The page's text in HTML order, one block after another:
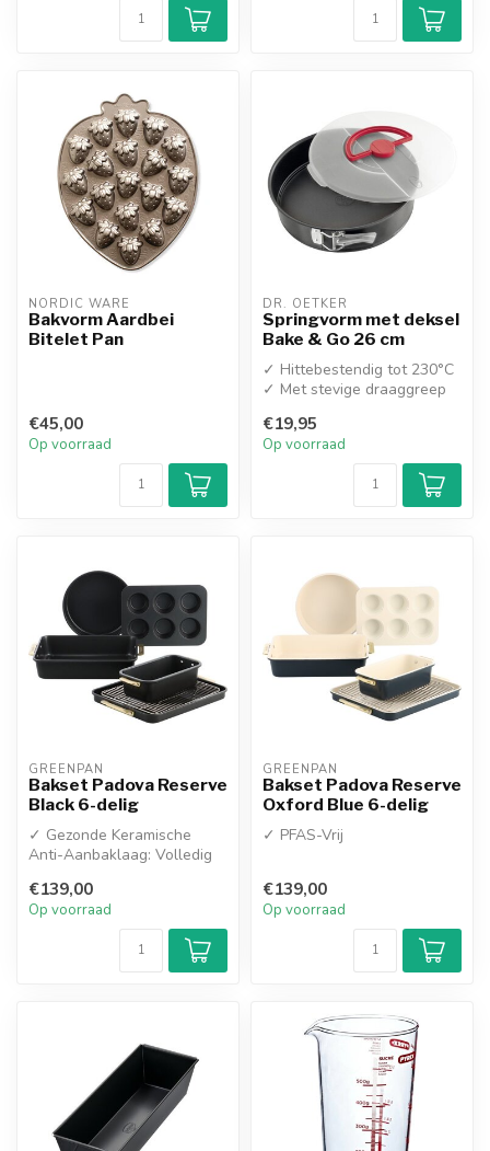
NORDIC WARE
Bakvorm Aardbei
Bitelet Pan
€45,00
Op voorraad
DR. OETKER
Springvorm met deksel
Bake & Go 26 cm
✓ Hittebestendig tot 230°C
✓ Met stevige draaggreep
€19,95
Op voorraad
GREENPAN
Bakset Padova Reserve
Black 6-delig
✓ Gezonde Keramische
Anti-Aanbaklaag: Volledig
glijden mo...
€139,00
Op voorraad
GREENPAN
Bakset Padova Reserve
Oxford Blue 6-delig
✓ PFAS-Vrij
€139,00
Op voorraad